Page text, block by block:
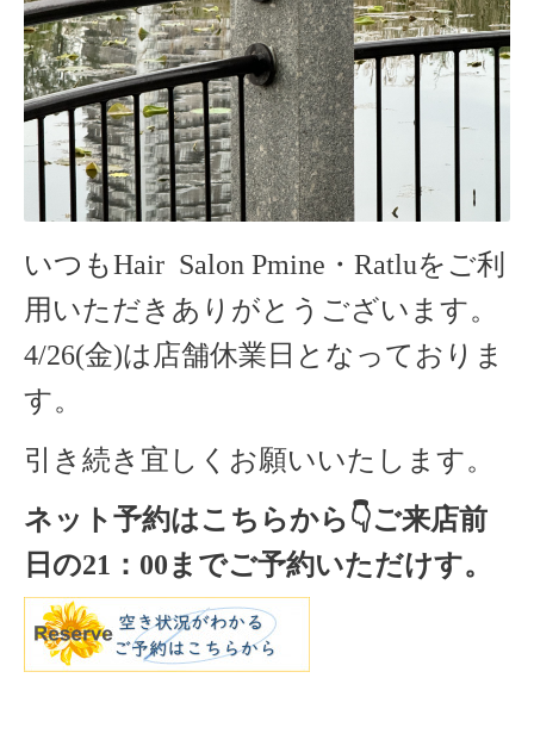
いつもHair Salon Pmine・Ratluをご利
用いただきありがとうございます。
4/26(金)は店舗休業日となっておりま
す。
引き続き宜しくお願いいたします。
ネット予約はこちらから👇ご来店前
日の21 ： 00までご予約いただけす。